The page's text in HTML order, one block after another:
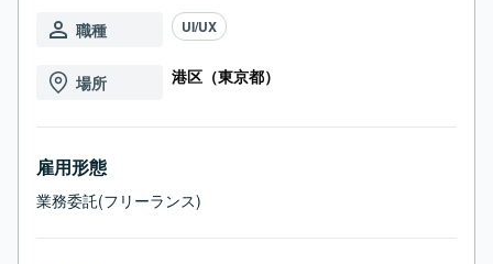
職種 UI/UX
場所 港区（東京都）
雇用形態
業務委託(フリーランス)